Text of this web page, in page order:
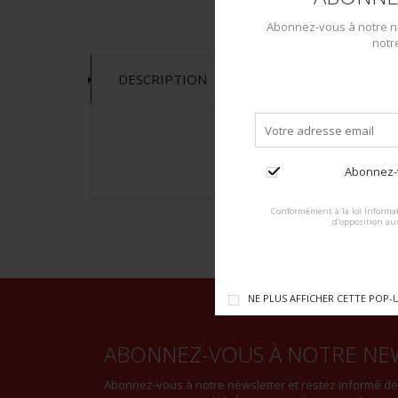
Abonnez-vous à notre
Conformément à la loi
d'opposition
NE PLUS AFFICHER CETTE POP-
DESCRIPTION
ABONNEZ-VOUS À NOTRE
Abonnez-vous à notre newsletter et restez informé